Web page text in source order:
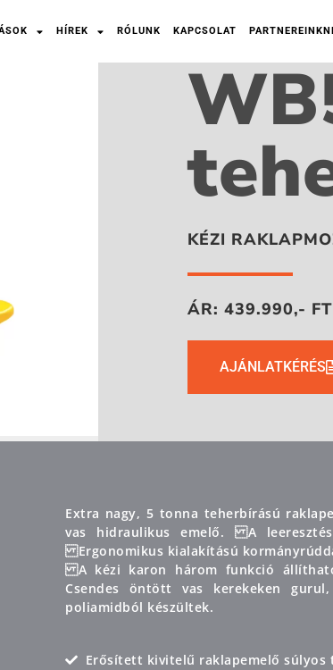
HÍREK RÓLUNK KAPCSOLAT
KÉZI
ÁR: 439.990,-
AJÁNLATKÉRÉS
Extra nagy, 5 tonna teherbírású
vas hidraulikus emelő. A
Ergonomikus kialakítású
A kézi karon három funkció
Csendes öntött vas kerekeken
poliamidból készültek.
Erősített kivitelű raklapemelő súlyos